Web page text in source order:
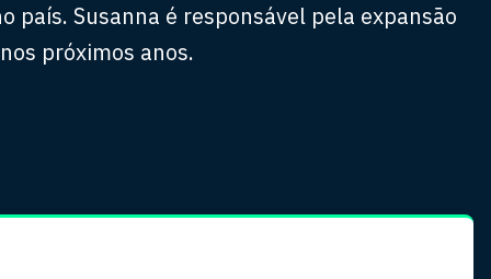
país. Susanna é responsável pela expansão
próximos anos.